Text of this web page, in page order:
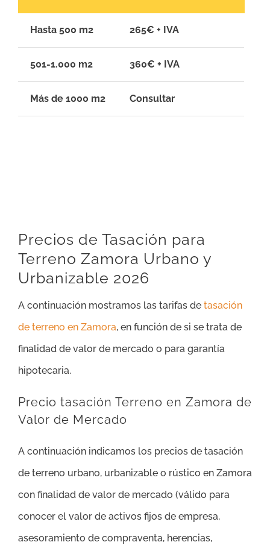
Hasta 500 m2 265€ + IVA
501-1.000 m2 360€ + IVA
Más de 1000 m2 Consultar
Precios de Tasación para
Terreno Zamora Urbano y
Urbanizable 2026
A continuación mostramos las tarifas de tasación
de terreno en Zamora, en función de si se trata de
finalidad de valor de mercado o para garantía
hipotecaria.
Precio tasación Terreno en Zamora de
Valor de Mercado
A continuación indicamos los precios de tasación
de terreno urbano, urbanizable o rústico en Zamora
con finalidad de valor de mercado (válido para
conocer el valor de activos fijos de empresa,
asesoramiento de compraventa, herencias,